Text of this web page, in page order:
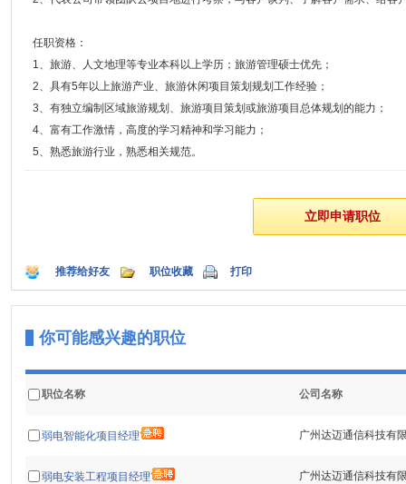
任职资格：
1、旅游、人文地理等专业本科以上学历；旅游管理硕士优先；
2、具有5年以上旅游产业、旅游休闲项目策划规划工作经验；
3、有独立编制区域旅游规划、旅游项目策划或旅游项目总体规划的能力；
4、富有工作激情，高度的学习精神和学习能力；
5、熟悉旅游行业，熟悉相关规范。
推荐给好友 职位收藏 打印
你可能感兴趣的职位
职位名称 公司名称
弱电智能化项目经理 广州达迈通信科技有
弱电安装工程项目经理 广州达迈通信科技有